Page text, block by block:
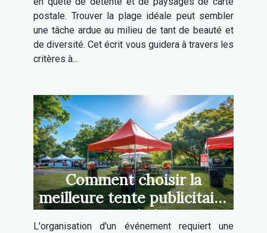
postale. Trouver la plage idéale peut sembler
une tâche ardue au milieu de tant de beauté et
de diversité. Cet écrit vous guidera à travers les
critères à...
Comment choisir la
meilleure tente publicitaire
pour votre événement
L'organisation d'un événement requiert une